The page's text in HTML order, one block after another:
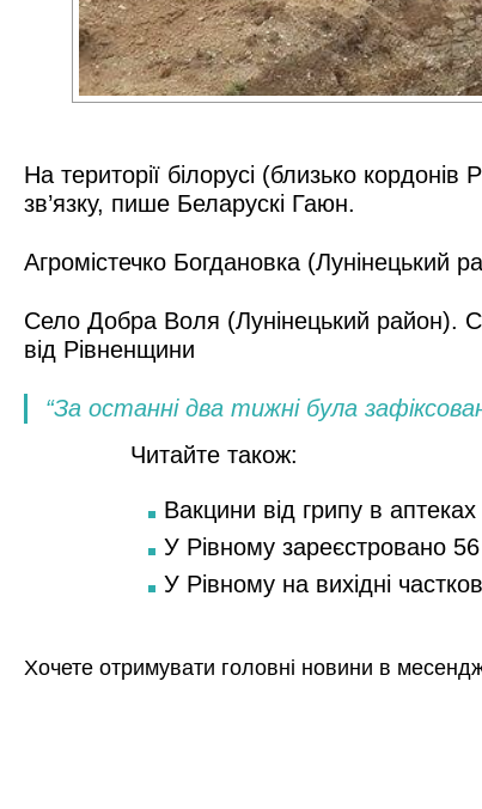
На території білорусі (близько
зв’язку, пише Беларускі Гаюн.
Агромістечко Богдановка (Лунінецький
Село Добра Воля (Лунінецький район).
від Рівненщини
“За останні два тижні була
Читайте також:
Вакцини від грипу в
У Рівному зареєстровано
У Рівному на вихідні
Хочете отримувати головні новини в